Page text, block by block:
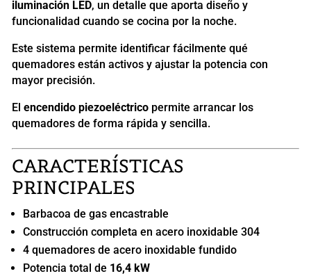
iluminación LED, un detalle que aporta diseño y
funcionalidad cuando se cocina por la noche.
Este sistema permite identificar fácilmente qué
quemadores están activos y ajustar la potencia con
mayor precisión.
El encendido piezoeléctricopermite arrancar los
quemadores de forma rápida y sencilla.
CARACTERÍSTICAS
PRINCIPALES
Barbacoa de gas encastrable
Construcción completa en acero inoxidable 304
4 quemadores de acero inoxidable fundido
Potencia total de 16,4 kW